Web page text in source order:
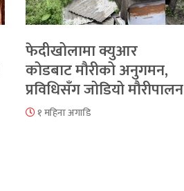
फेदीखोलामा क्युआर
कोडबाट मौरीको अनुगमन,
प्रविधिसँग जोडियो मौरीपालन
१ महिना अगाडि